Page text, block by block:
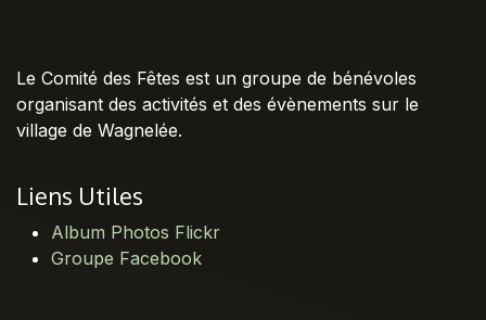
Le Comité des Fêtes est un groupe de bénévoles
organisant des activités et des évènements sur le
village de Wagnelée.
Liens Utiles
Album Photos Flickr
Groupe Facebook